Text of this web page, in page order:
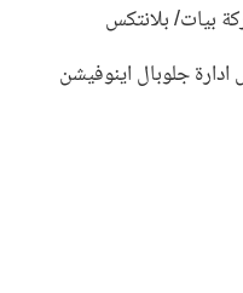
بيات/ بلانتكس
جلوبال اينوفيشن